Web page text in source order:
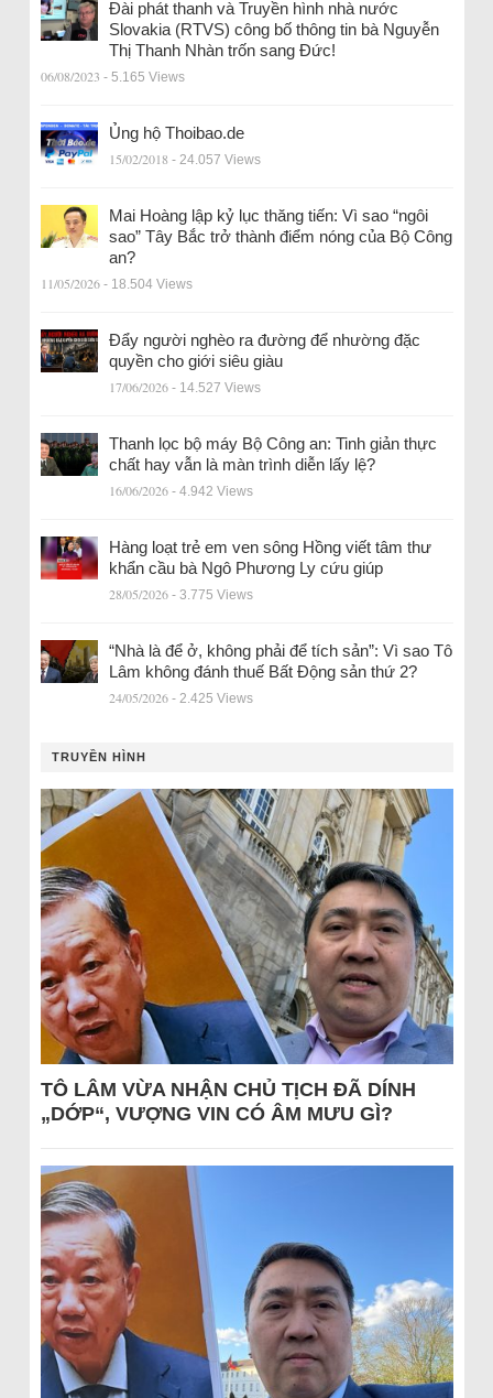
Đài phát thanh và Truyền hình nhà nước
Slovakia (RTVS) công bố thông tin bà Nguyễn
Thị Thanh Nhàn trốn sang Đức!
06/08/2023 - 5.165 Views
Ủng hộ Thoibao.de
15/02/2018 - 24.057 Views
Mai Hoàng lập kỷ lục thăng tiến: Vì sao “ngôi
sao” Tây Bắc trở thành điểm nóng của Bộ Công
an?
11/05/2026 - 18.504 Views
Đẩy người nghèo ra đường để nhường đặc
quyền cho giới siêu giàu
17/06/2026 - 14.527 Views
Thanh lọc bộ máy Bộ Công an: Tinh giản thực
chất hay vẫn là màn trình diễn lấy lệ?
16/06/2026 - 4.942 Views
Hàng loạt trẻ em ven sông Hồng viết tâm thư
khẩn cầu bà Ngô Phương Ly cứu giúp
28/05/2026 - 3.775 Views
“Nhà là để ở, không phải để tích sản”: Vì sao Tô
Lâm không đánh thuế Bất Động sản thứ 2?
24/05/2026 - 2.425 Views
TRUYỀN HÌNH
TÔ LÂM VỪA NHẬN CHỦ TỊCH ĐÃ DÍNH
„DỚP“, VƯỢNG VIN CÓ ÂM MƯU GÌ?